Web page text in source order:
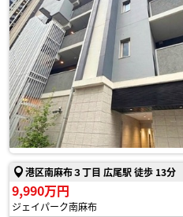
港区南麻布３丁目 広尾駅 徒歩 13分
9,990万円
ジェイパーク南麻布